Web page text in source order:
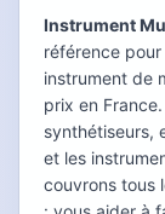
Instrument
référence
instrument de
prix en
synthétiseurs,
et les
couvrons tous